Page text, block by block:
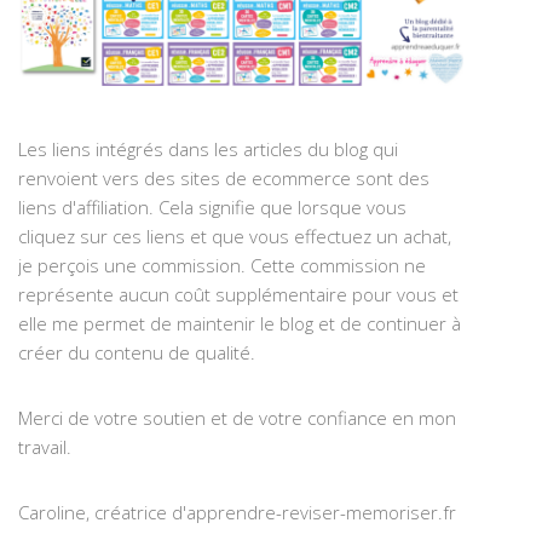
Les liens intégrés dans les articles du blog qui
renvoient vers des sites de ecommerce sont des
liens d'affiliation. Cela signifie que lorsque vous
cliquez sur ces liens et que vous effectuez un achat,
je perçois une commission. Cette commission ne
représente aucun coût supplémentaire pour vous et
elle me permet de maintenir le blog et de continuer à
créer du contenu de qualité.
Merci de votre soutien et de votre confiance en mon
travail.
Caroline, créatrice d'apprendre-reviser-memoriser.fr